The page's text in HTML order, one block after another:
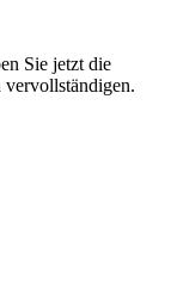
Sie jetzt die